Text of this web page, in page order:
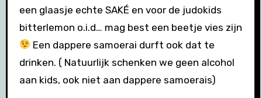
een glaasje echte SAKÉ en voor de judokids
bitterlemon o.i.d… mag best een beetje vies zijn
Een dappere samoerai durft ook dat te
drinken. ( Natuurlijk schenken we geen alcohol
aan kids, ook niet aan dappere samoerais)